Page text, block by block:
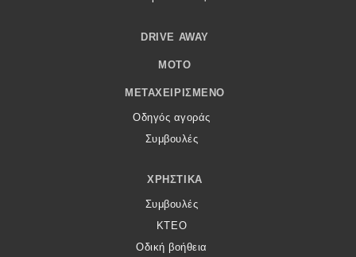
DRIVE AWAY
MOTO
ΜΕΤΑΧΕΙΡΙΣΜΈΝΟ
Οδηγός αγοράς
Συμβουλές
ΧΡΗΣΤΙΚΆ
Συμβουλές
ΚΤΕΟ
Οδική βοήθεια